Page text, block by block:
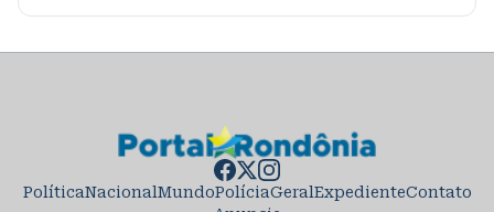
PolíticaNacionalMundoPolíciaGeralExpedienteContato